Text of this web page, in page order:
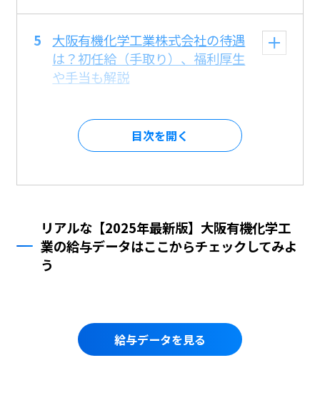
大阪有機化学工業株式会社の待遇
は？初任給（手取り）、福利厚生
や手当も解説
目次を
リアルな【2025年最新版】大阪有機化学工
業の給与データはここからチェックしてみよ
う
給与データを見る